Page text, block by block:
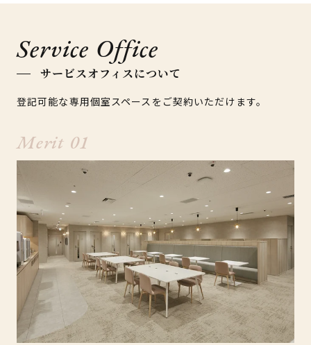
Service Office
サービスオフィスについて
登記可能な専用個室スペースをご契約いただけます。
Merit 01